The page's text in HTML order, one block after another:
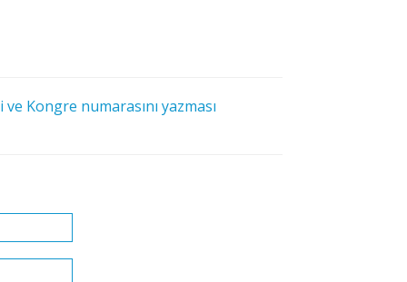
Kongre numarasını yazması